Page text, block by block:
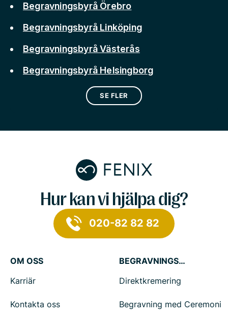
Begravningsbyrå Örebro
Begravningsbyrå Linköping
Begravningsbyrå Västerås
Begravningsbyrå Helsingborg
SE FLER
Hur kan vi hjälpa dig?
020-82 82 82
OM OSS
Karriär
Kontakta oss
BEGRAVNINGSTJÄNSTER
Direktkremering
Begravning med Ceremoni